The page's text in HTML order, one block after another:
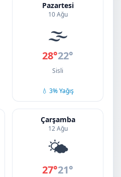
Pazartesi
10 Ağu
🌫️
28°22°
Sisli
💧 3% Yağış
Çarşamba
12 Ağu
🌤️
27°21°